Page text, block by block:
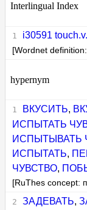
Interlingual Index
i30591
[Wordnet
hypernym
ВКУСИТЬ,
ИСПЫТАТЬ
ИСПЫТЫВАТЬ
ИСПЫТАТЬ,
ЧУВСТВО,
[RuThes concept:
ЗАДЕВАТЬ,